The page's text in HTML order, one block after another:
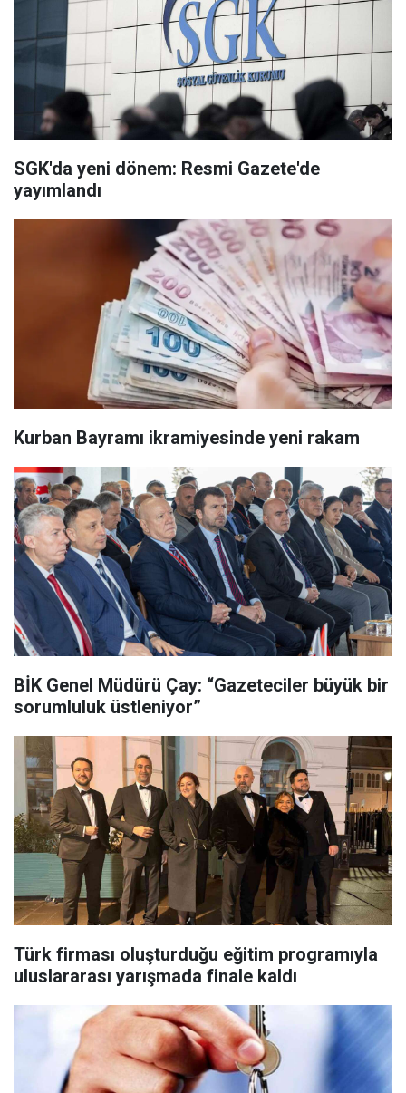
SGK'da yeni dönem: Resmi Gazete'de
yayımlandı
Kurban Bayramı ikramiyesinde yeni rakam
BİK Genel Müdürü Çay: “Gazeteciler büyük bir
sorumluluk üstleniyor”
Türk firması oluşturduğu eğitim programıyla
uluslararası yarışmada finale kaldı